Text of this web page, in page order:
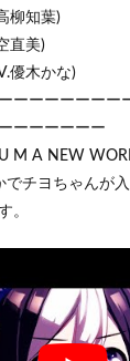
柳知葉)
直美)
優木かな)
ーーーーーーー
ーーーーーー
M A NEW
でチヨちゃんが
。